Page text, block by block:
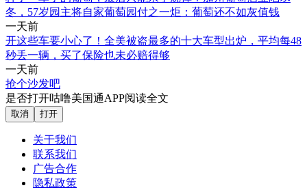
冬，57岁园主将自家葡萄园付之一炬：葡萄还不如灰值钱
一天前
开这些车要小心了！全美被盗最多的十大车型出炉，平均每48
秒丢一辆，买了保险也未必赔得够
一天前
抢个沙发吧
是否打开咕噜美国通APP阅读全文
取消 打开
关于我们
联系我们
广告合作
隐私政策